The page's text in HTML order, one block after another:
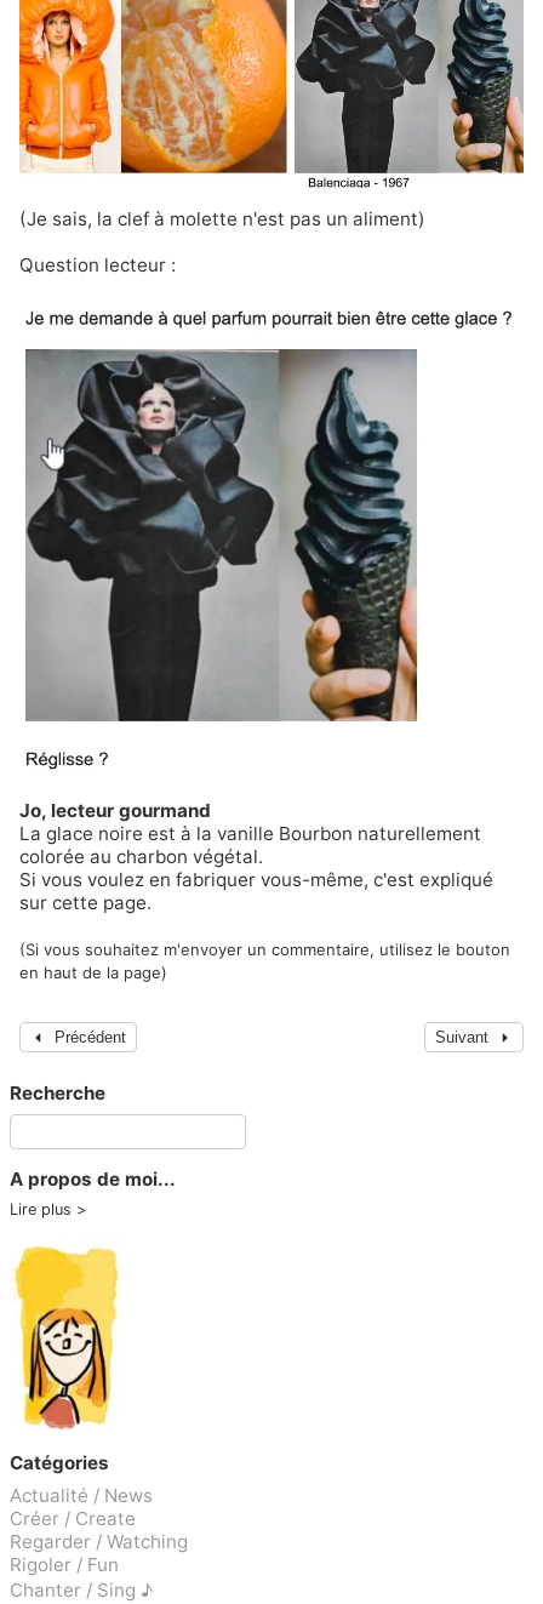
(Je sais, la clef à molette n'est pas un aliment)
Question lecteur :
Jo, lecteur gourmand
La glace noire est à la vanille Bourbon naturellement
colorée au charbon végétal.
Si vous voulez en fabriquer vous-même, c'est expliqué
sur cette page.
(Si vous souhaitez m'envoyer un commentaire, utilisez le bouton
en haut de la page)
Précédent Suivant
Recherche
A propos de moi...
Lire plus
Catégories
Actualité / News
Créer / Create
Regarder / Watching
Rigoler / Fun
Chanter / Sing ♪